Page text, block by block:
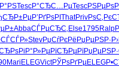
TescР°СЂС…РµTesc
Р’РґРѕРІThatPriv
AbbaСЃРµСЂС‚Else1795Ralp
StevРџСѓРєРёРџРµРЅР·
РіР°Р»РµРїСЂРµРїРџРµРЅР·
MariELEGVictРЎРѕРґРµELEG